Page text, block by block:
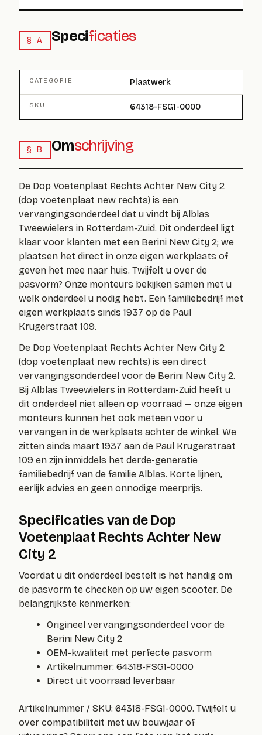
§ A Specificaties
CATEGORIE Plaatwerk
SKU 64318-FSG1-0000
§ B Omschrijving
De Dop Voetenplaat Rechts Achter New City 2
(dop voetenplaat new rechts) is een
vervangingsonderdeel dat u vindt bij Alblas
Tweewielers in Rotterdam-Zuid. Dit onderdeel ligt
klaar voor klanten met een Berini New City 2; we
plaatsen het direct in onze eigen werkplaats of
geven het mee naar huis. Twijfelt u over de
pasvorm? Onze monteurs bekijken samen met u
welk onderdeel u nodig hebt. Een familiebedrijf met
eigen werkplaats sinds 1937 op de Paul
Krugerstraat 109.
De Dop Voetenplaat Rechts Achter New City 2
(dop voetenplaat new rechts) is een direct
vervangingsonderdeel voor de Berini New City 2.
Bij Alblas Tweewielers in Rotterdam-Zuid heeft u
dit onderdeel niet alleen op voorraad — onze eigen
monteurs kunnen het ook meteen voor u
vervangen in de werkplaats achter de winkel. We
zitten sinds maart 1937 aan de Paul Krugerstraat
109 en zijn inmiddels het derde-generatie
familiebedrijf van de familie Alblas. Korte lijnen,
eerlijk advies en geen onnodige meerprijs.
Specificaties van de Dop
Voetenplaat Rechts Achter New
City 2
Voordat u dit onderdeel bestelt is het handig om
de pasvorm te checken op uw eigen scooter. De
belangrijkste kenmerken:
Origineel vervangingsonderdeel voor de
Berini New City 2
OEM-kwaliteit met perfecte pasvorm
Artikelnummer: 64318-FSG1-0000
Direct uit voorraad leverbaar
Artikelnummer / SKU: 64318-FSG1-0000. Twijfelt u
over compatibiliteit met uw bouwjaar of